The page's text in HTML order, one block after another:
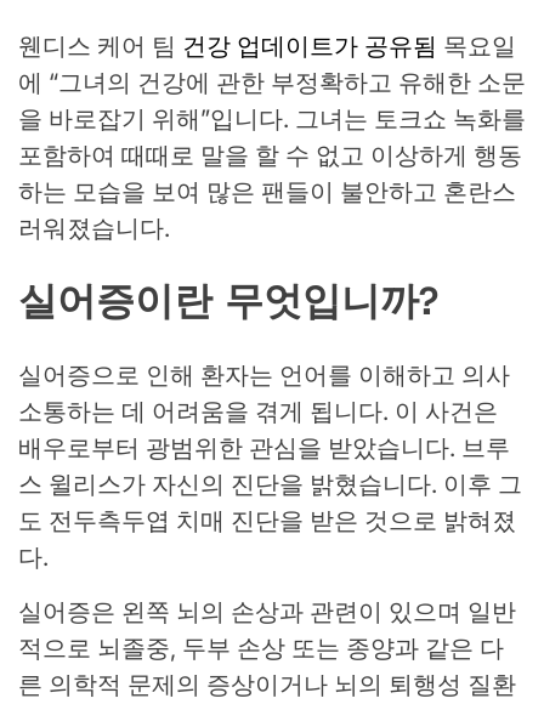
웬디스 케어 팀 건강 업데이트가 공유됨 목요일
에 “그녀의 건강에 관한 부정확하고 유해한 소문
을 바로잡기 위해”입니다. 그녀는 토크쇼 녹화를
포함하여 때때로 말을 할 수 없고 이상하게 행동
하는 모습을 보여 많은 팬들이 불안하고 혼란스
러워졌습니다.
실어증이란 무엇입니까?
실어증으로 인해 환자는 언어를 이해하고 의사
소통하는 데 어려움을 겪게 됩니다. 이 사건은
배우로부터 광범위한 관심을 받았습니다. 브루
스 윌리스가 자신의 진단을 밝혔습니다. 이후 그
도 전두측두엽 치매 진단을 받은 것으로 밝혀졌
다.
실어증은 왼쪽 뇌의 손상과 관련이 있으며 일반
적으로 뇌졸중, 두부 손상 또는 종양과 같은 다
른 의학적 문제의 증상이거나 뇌의 퇴행성 질환